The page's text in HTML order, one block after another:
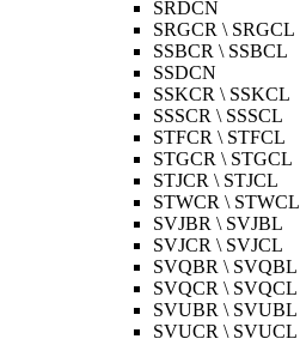
SRDCN
SRGCR \ SRGCL
SSBCR \ SSBCL
SSDCN
SSKCR \ SSKCL
SSSCR \ SSSCL
STFCR \ STFCL
STGCR \ STGCL
STJCR \ STJCL
STWCR \ STWCL
SVJBR \ SVJBL
SVJCR \ SVJCL
SVQBR \ SVQBL
SVQCR \ SVQCL
SVUBR \ SVUBL
SVUCR \ SVUCL